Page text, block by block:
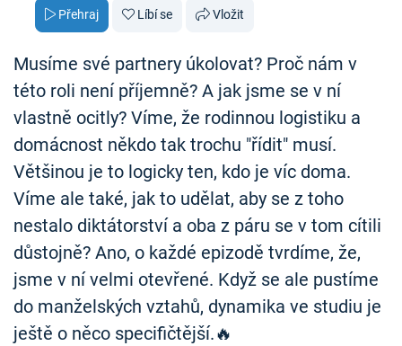
Přehraj Líbí se Vložit
Musíme své partnery úkolovat? Proč nám v
této roli není příjemně? A jak jsme se v ní
vlastně ocitly? Víme, že rodinnou logistiku a
domácnost někdo tak trochu "řídit" musí.
Většinou je to logicky ten, kdo je víc doma.
Víme ale také, jak to udělat, aby se z toho
nestalo diktátorství a oba z páru se v tom cítili
důstojně? Ano, o každé epizodě tvrdíme, že,
jsme v ní velmi otevřené. Když se ale pustíme
do manželských vztahů, dynamika ve studiu je
ještě o něco specifičtější.🔥